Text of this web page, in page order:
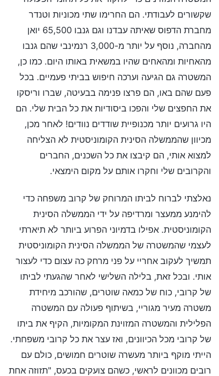
שקשורים לעבודתי. הם החרימו שתי מכוניות וטנדר
מחברת הדפוס שאיתה עבדנו וגם גנבו 65,500 יואן
מהחברה, נוסף על יותר מ-3,000 רנמינבי שהם גנבו
מהאחיות ומהאחים שהיו במשאית באותו היום. כמו כן,
המשטרה גם הגיעה וערכה חיפוש בביתי פעמיים. בכל
פעם שהם באו, הם פרצו פנימה בבעיטה, שברו וריסקו
את החפצים שלי והפכו ביסודיות את כל הבית שלי. הם
היו גרועים יותר מכנופיית שודדים נוודים! לאחר מכן,
מכיוון שהממשלה הסינית הקומוניסטית לא הצליחה
למצוא אותי, הם קיבצו את כל השכנים, החברים
והקרובים שלי וחקרו אותם על מקום הימצאי.
נאלצתי לברוח לביתו המרוחק של קרוב משפחה כדי
להימנע ממעצר ומרדיפה על ידי הממשלה הסינית
הקומוניסטית. אפילו בדמיוני הפרוע ביותר לא תיארתי
לעצמי שהמשטרה של הממשלה הסינית הקומוניסטית
תמשיך לעקוב אחריי על פני מרחק כה עצום כדי לעצור
אותי. ובכל זאת, בלילה השלישי לאחר שהגעתי לביתו
של קרובי, כוח של כמאה שוטרים, שהורכב מיחידת
משטרה מעיר מגוריי, בשיתוף פעולה עם המשטרה
הפלילית והמשטרה המזוינת המקומיות, הקיף את ביתו
של קרובי מכל הכיוונים, ואז עצר את כל קרובי משפחתי.
הייתי מוקף ביותר מעשרה שוטרים חמושים, כולם עם
רובים מכוונים לראשי, כשהם צועקים בכעס, "תזוזה אחת